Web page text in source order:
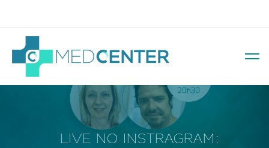
LIVE NO INSTRAGRAM: